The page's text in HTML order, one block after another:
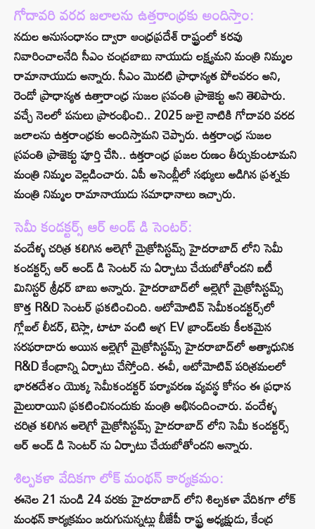
గోదావరి వరద జలాలను ఉత్తరాంధ్రకు అందిస్తాం:
నదుల అనుసంధానం ద్వారా ఆంధ్రప్రదేశ్ రాష్ట్రంలో కరవు
నివారించాలనేది సీఎం చంద్రబాబు నాయుడు లక్ష్యమని మంత్రి నిమ్మల
రామానాయుడు అన్నారు. సీఎం మొదటి ప్రాధాన్యత పోలవరం అని,
రెండో ప్రాధాన్యత ఉత్తారాంధ్ర సుజల స్రవంతి ప్రాజెక్టు అని తెలిపారు.
వచ్చే నెలలో పనులు ప్రారంభించి.. 2025 జులై నాటికి గోదావరి వరద
జలాలను ఉత్తరాంధ్రకు అందిస్తామని చెప్పారు. ఉత్తరాంధ్ర సుజల
స్రవంతి ప్రాజెక్టు పూర్తి చేసి.. ఉత్తరాంధ్ర ప్రజల రుణం తీర్చుకుంటామని
మంత్రి నిమ్మల వెల్లడించారు. ఏపీ అసెంబ్లీలో సభ్యులు అడిగిన ప్రశ్నకు
మంత్రి నిమ్మల రామానాయుడు సమాధానాలు ఇచ్చారు.
సెమీ కండక్టర్స్ ఆర్ అండ్ డి సెంటర్:
వందేళ్ళ చరిత్ర కలిగిన అలెగ్రో మైక్రోసిస్టమ్స్ హైదరాబాద్ లోని సెమీ
కండక్టర్స్ ఆర్ అండ్ డి సెంటర్ ను ఏర్పాటు చేయబోతోందని ఐటీ
మినిస్టర్ శ్రీధర్ బాబు అన్నారు. హైదరాబాద్‌లో అల్లెగ్రో మైక్రోసిస్టమ్స్
కొత్త R&D సెంటర్ ప్రకటించింది. ఆటోమోటివ్ సెమీకండక్టర్స్‌లో
గ్లోబల్ లీడర్, టెస్లా, టాటా వంటి అగ్ర EV బ్రాండ్‌లకు కీలకమైన
సరఫరాదారు అయిన అల్లెగ్రో మైక్రోసిస్టమ్స్ హైదరాబాద్‌లో అత్యాధునిక
R&D కేంద్రాన్ని ఏర్పాటు చేస్తోంది. ఈవీ, ఆటోమోటివ్ పరిశ్రమలలో
భారతదేశం యొక్క సెమీకండక్టర్ పర్యావరణ వ్యవస్థ కోసం ఈ ప్రధాన
మైలురాయిని ప్రకటించినందుకు మంత్రి అభినందించారు. వందేళ్ళ
చరిత్ర కలిగిన అలెగ్రో మైక్రోసిస్టమ్స్ హైదరాబాద్ లోని సెమీ కండక్టర్స్
ఆర్ అండ్ డి సెంటర్ ను ఏర్పాటు చేయబోతోందని అన్నారు.
శిల్పకళా వేదికగా లోక్ మంథన్ కార్యక్రమం:
ఈనెల 21 నుండి 24 వరకు హైదరాబాద్ లోని శిల్పకళా వేదికగా లోక్
మంథన్ కార్యక్రమం జరుగునున్నట్లు బీజేపీ రాష్ట్ర అధ్యక్షుడు, కేంద్ర